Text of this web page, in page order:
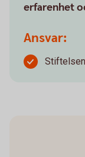
erfarenhet
Ansvar: